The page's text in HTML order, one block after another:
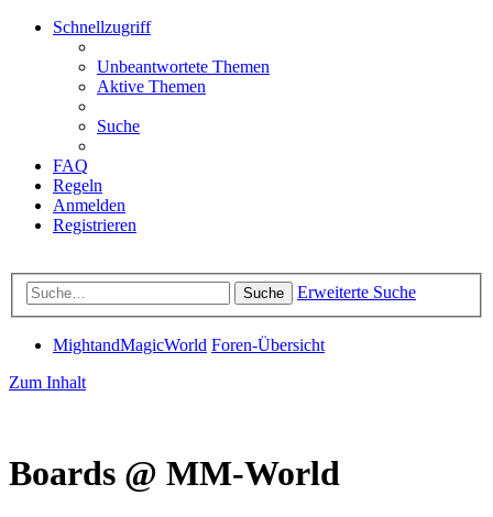
Schnellzugriff
Unbeantwortete Themen
Aktive Themen
Suche
FAQ
Regeln
Anmelden
Registrieren
Suche Erweiterte Suche
MightandMagicWorld Foren-Übersicht
Zum Inhalt
Boards @ MM-World